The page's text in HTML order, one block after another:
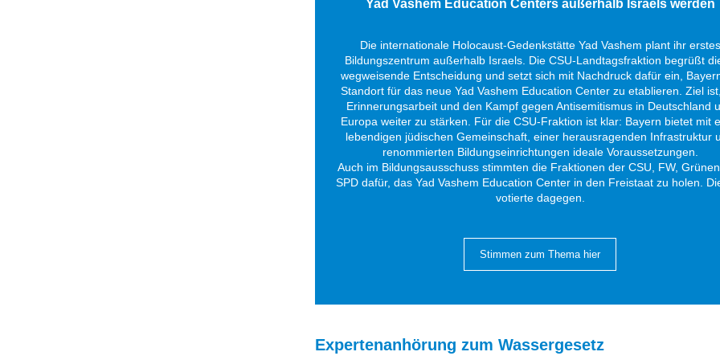
Yad Vashem Education Centers außerhalb Israels werden
Die internationale Holocaust-Gedenkstätte Yad Vashem plant ihr erstes
Bildungszentrum außerhalb Israels. Die CSU-Landtagsfraktion begrüßt
wegweisende Entscheidung und setzt sich mit Nachdruck dafür ein,
Standort für das neue Yad Vashem Education Center zu etablieren. Ziel
Erinnerungsarbeit und den Kampf gegen Antisemitismus in Deutschland
Europa weiter zu stärken. Für die CSU-Fraktion ist klar: Bayern bietet mit
lebendigen jüdischen Gemeinschaft, einer herausragenden Infrastruktur
renommierten Bildungseinrichtungen ideale Voraussetzungen.
Auch im Bildungsausschuss stimmten die Fraktionen der CSU, FW,
SPD dafür, das Yad Vashem Education Center in den Freistaat zu holen.
votierte dagegen.
Stimmen zum Thema hier
Expertenanhörung zum Wassergesetz